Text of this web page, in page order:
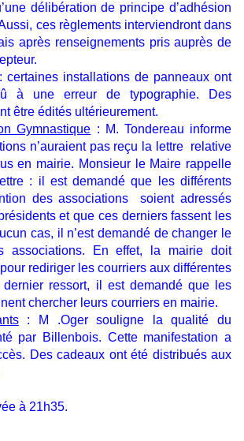
délibération de principe d’adhésion
ces règlements interviendront dans
après renseignements pris auprès de
: certaines installations de panneaux ont
à une erreur de typographie. Des
être édités ultérieurement.
Gymnastique : M. Tondereau informe
n’auraient pas reçu la lettre relative
en mairie. Monsieur le Maire rappelle
: il est demandé que les différents
des associations soient adressés
et que ces derniers fassent les
cas, il n’est demandé de changer le
associations. En effet, la mairie doit
rediriger les courriers aux différentes
dernier ressort, il est demandé que les
chercher leurs courriers en mairie.
: M .Oger souligne la qualité du
par Billenbois. Cette manifestation a
Des cadeaux ont été distribués aux
à 21h35.